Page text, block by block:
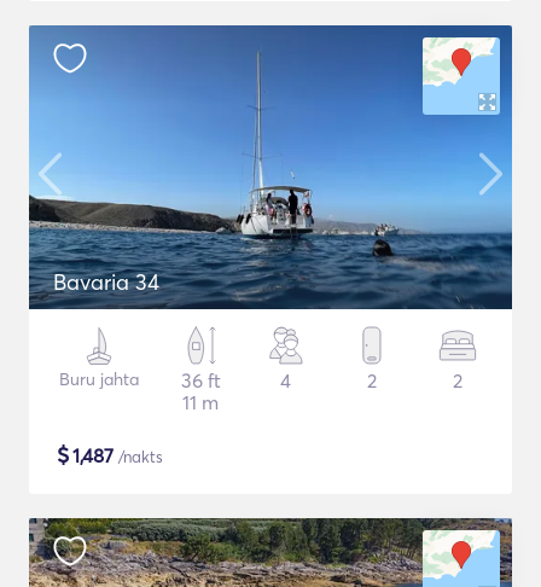
Bavaria 34
Buru jahta
36 ft
11 m
4 2 2
$1,487 /nakts